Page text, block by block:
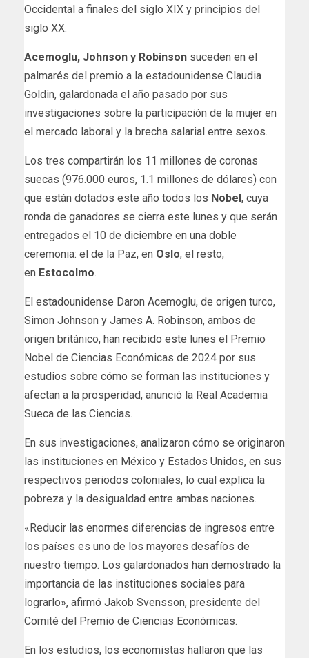
Occidental a finales del siglo XIX y principios del
siglo XX.
Acemoglu, Johnson y Robinson suceden en el
palmarés del premio a la estadounidense Claudia
Goldin, galardonada el año pasado por sus
investigaciones sobre la participación de la mujer en
el mercado laboral y la brecha salarial entre sexos.
Los tres compartirán los 11 millones de coronas
suecas (976.000 euros, 1.1 millones de dólares) con
que están dotados este año todos los Nobel , cuya
ronda de ganadores se cierra este lunes y que serán
entregados el 10 de diciembre en una doble
ceremonia: el de la Paz, en Oslo; el resto,
en Estocolmo.
El estadounidense Daron Acemoglu, de origen turco,
Simon Johnson y James A. Robinson, ambos de
origen británico, han recibido este lunes el Premio
Nobel de Ciencias Económicas de 2024 por sus
estudios sobre cómo se forman las instituciones y
afectan a la prosperidad, anunció la Real Academia
Sueca de las Ciencias.
En sus investigaciones, analizaron cómo se originaron
las instituciones en México y Estados Unidos, en sus
respectivos periodos coloniales, lo cual explica la
pobreza y la desigualdad entre ambas naciones.
«Reducir las enormes diferencias de ingresos entre
los países es uno de los mayores desafíos de
nuestro tiempo. Los galardonados han demostrado la
importancia de las instituciones sociales para
lograrlo», afirmó Jakob Svensson, presidente del
Comité del Premio de Ciencias Económicas.
En los estudios, los economistas hallaron que las